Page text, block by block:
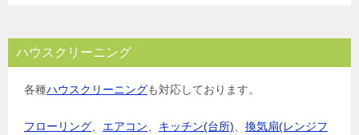
ハウスクリーニング
各種ハウスクリーニングも対応しております。
フローリング、 エアコン、 キッチン(台所)、 換気扇(レンジフ